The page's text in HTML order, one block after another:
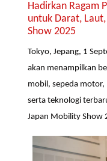
Hadirkan Ragam
untuk Darat,
Show 2025
Tokyo, Jepang, 1
akan menampilkan
mobil, sepeda
serta teknologi
Japan Mobility Show